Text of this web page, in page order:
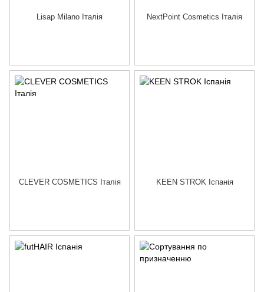
Lisap Milano Італія NextPoint Cosmetics Італія
CLEVER COSMETICS Італія KEEN STROK Іспанія